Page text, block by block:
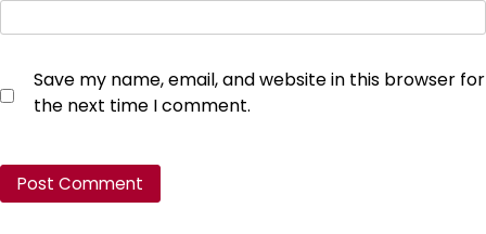
Save my name, email, and website in this browser for
the next time I comment.